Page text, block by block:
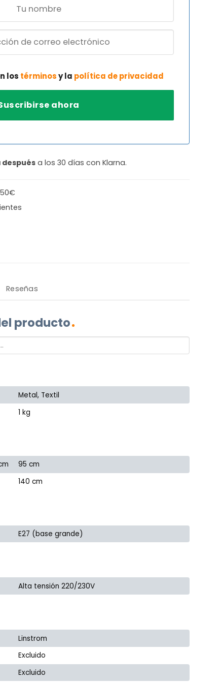
los términosy la política de privacidad
después a los 30 días con Klarna.
Reseñas
producto
Metal, Textil
1 kg
95 cm
140 cm
E27 (base grande)
Alta tensión 220/230V
Linstrom
Excluido
Excluido